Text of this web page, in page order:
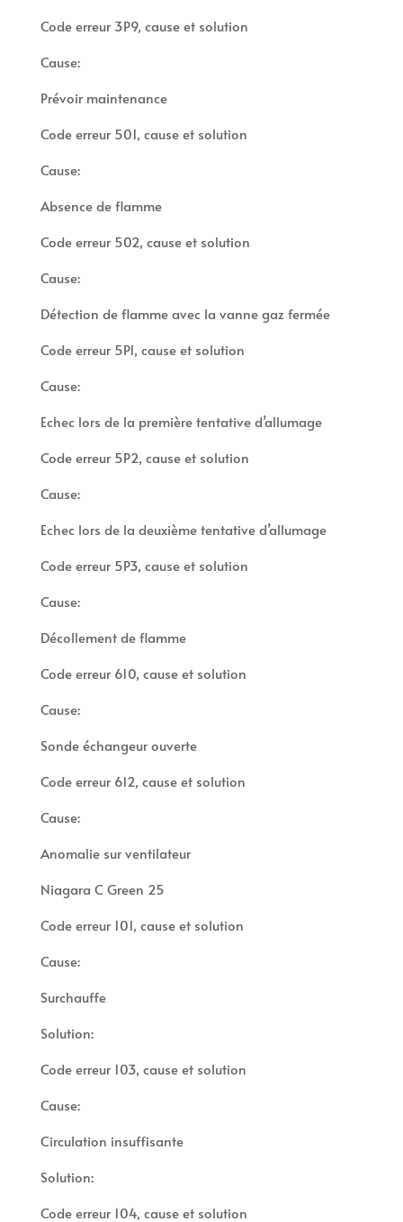
Code erreur 3P9, cause et solution
Cause:
Prévoir maintenance
Code erreur 501, cause et solution
Cause:
Absence de flamme
Code erreur 502, cause et solution
Cause:
Détection de flamme avec la vanne gaz fermée
Code erreur 5P1, cause et solution
Cause:
Echec lors de la première tentative d’allumage
Code erreur 5P2, cause et solution
Cause:
Echec lors de la deuxième tentative d’allumage
Code erreur 5P3, cause et solution
Cause:
Décollement de flamme
Code erreur 610, cause et solution
Cause:
Sonde échangeur ouverte
Code erreur 612, cause et solution
Cause:
Anomalie sur ventilateur
Niagara C Green 25
Code erreur 101, cause et solution
Cause:
Surchauffe
Solution:
Code erreur 103, cause et solution
Cause:
Circulation insuffisante
Solution:
Code erreur 104, cause et solution